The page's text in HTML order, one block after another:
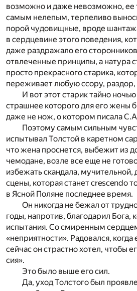
возможно и даже невозможно, ее
самым нелепым, терпеливо
порой чудовищные, вроде
в сердцевине этого поведения,
даже раздражало его
отвлеченные принципы, а натура
просто прекрасного старика,
переживает любую ссору, раздор,
И вот этот старик тайно
страшнее которого для его жены
даже не нож, о котором писала
Поэтому самым сильным
испытывал Толстой в каретном
что жена проснется, выбежит из
чемодане, возле все еще не
избежать скандала,
сцены, которая станет crescendo
в Ясной Поляне последнее время.
Он никогда не бежал от
годы, напротив, благодарил Бога,
испытания. Со смиренным
«неприятности». Радовался,
сейчас он страстно хотел, чтобы
сия».
Это было выше его сил.
Да, уход Толстого был